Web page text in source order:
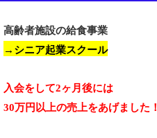
高齢者施設の給食事業
→シニア起業スクール
入会をして2ヶ月後には
30万円以上の売上をあげました！